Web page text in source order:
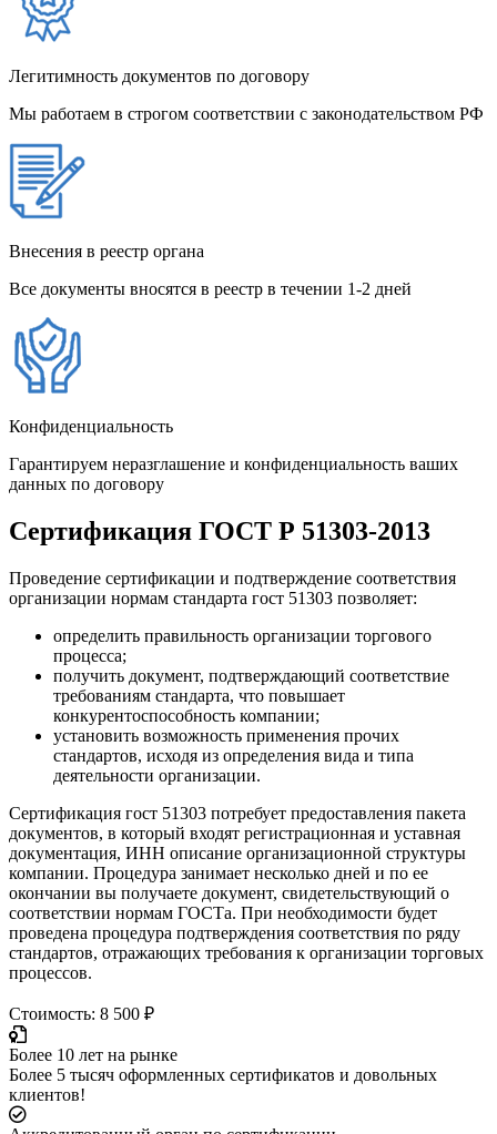
Легитимность документов по договору
Мы работаем в строгом соответствии с законодательством РФ
Внесения в реестр органа
Все документы вносятся в реестр в течении 1-2 дней
Конфиденциальность
Гарантируем неразглашение и конфиденциальность ваших
данных по договору
Сертификация ГОСТ Р 51303-2013
Проведение сертификации и подтверждение соответствия
организации нормам стандарта гост 51303 позволяет:
определить правильность организации торгового
процесса;
получить документ, подтверждающий соответствие
требованиям стандарта, что повышает
конкурентоспособность компании;
установить возможность применения прочих
стандартов, исходя из определения вида и типа
деятельности организации.
Сертификация гост 51303 потребует предоставления пакета
документов, в который входят регистрационная и уставная
документация, ИНН описание организационной структуры
компании. Процедура занимает несколько дней и по ее
окончании вы получаете документ, свидетельствующий о
соответствии нормам ГОСТа. При необходимости будет
проведена процедура подтверждения соответствия по ряду
стандартов, отражающих требования к организации торговых
процессов.
Стоимость: 8 500 ₽
Более 10 лет на рынке
Более 5 тысяч оформленных сертификатов и довольных
клиентов!